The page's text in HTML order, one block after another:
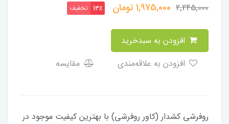
2,245,000
1,975,000تومان 13٪ تخفیف
مقایسه
​​​​روفرشی کشدار (کاور روفرشی) با بهترین کیفیت موجود در